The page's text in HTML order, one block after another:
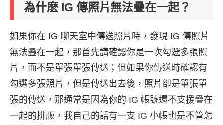
為什麽 IG 傳照片無法疊在一起？
如果你在 IG 聊天室中傳送照片時，發現 IG 傳照片
無法疊在一起，那首先請確認你是一次勾選多張照
片，而不是單張單張傳送；但如果你傳送時確認有
勾選多張照片，但是傳送出去後，照片卻是單張單
張的傳送，那通常是因為你的 IG 帳號還不支援疊在
一起的排版，我自己的話有一支 IG 小帳也是不管怎